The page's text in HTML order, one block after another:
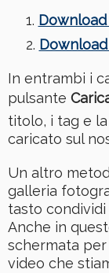
In entrambi i
pulsante
titolo, i tag e
caricato sul
Un altro
galleria
tasto condividi
Anche in
schermata
video che